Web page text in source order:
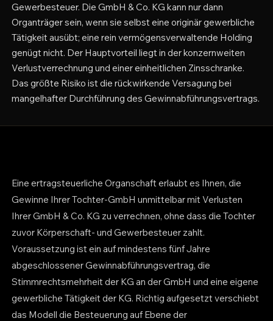
Gewerbesteuer. Die GmbH & Co. KG kann nur dann
Organträger sein, wenn sie selbst eine originär gewerbliche
Tätigkeit ausübt; eine rein vermögensverwaltende Holding
genügt nicht. Der Hauptvorteil liegt in der konzernweiten
Verlustverrechnung und einer einheitlichen Zinsschranke.
Das größte Risiko ist die rückwirkende Versagung bei
mangelhafter Durchführung des Gewinnabführungsvertrags.
Eine ertragsteuerliche Organschaft erlaubt es Ihnen, die
Gewinne Ihrer Tochter-GmbH unmittelbar mit Verlusten
Ihrer GmbH & Co. KG zu verrechnen, ohne dass die Tochter
zuvor Körperschaft- und Gewerbesteuer zahlt.
Voraussetzung ist ein auf mindestens fünf Jahre
abgeschlossener Gewinnabführungsvertrag, die
Stimmrechtsmehrheit der KG an der GmbH und eine eigene
gewerbliche Tätigkeit der KG. Richtig aufgesetzt verschiebt
das Modell die Besteuerung auf Ebene der